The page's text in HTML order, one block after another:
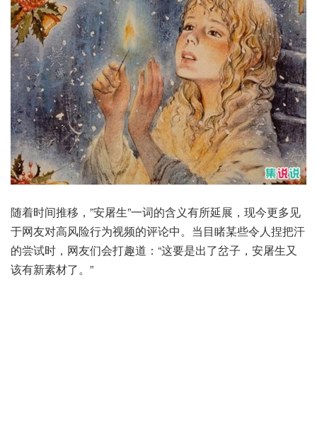
随着时间推移，”安屠生”一词的含义有所延展，现今更多见
于网友对高风险行为视频的评论中。当目睹某些令人捏把汗
的尝试时，网友们会打趣道：“这要是出了岔子，安屠生又
该有新素材了。”